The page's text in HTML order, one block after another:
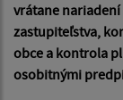
vrátane
zastupiteľstva,
obce a kontrola
osobitnými